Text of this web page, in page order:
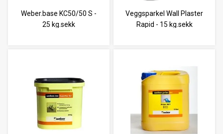
Weber.base KC50/50 S -
25 kg.sekk
Veggsparkel Wall Plaster
Rapid - 15 kg.sekk